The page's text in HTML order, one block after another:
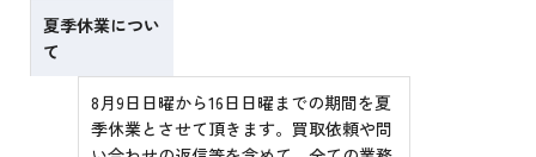
夏季休業につい
て
8月9日日曜から16日日曜までの期間を夏
季休業とさせて頂きます。買取依頼や問